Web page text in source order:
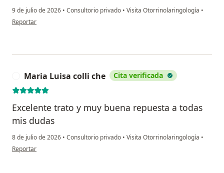
9 de julio de 2026 • Consultorio privado • Visita Otorrinolaringología •
en opinión del usuario Jaime oviedo
Reportar
Maria Luisa colli che Cita verificada
Excelente trato y muy buena repuesta a todas
mis dudas
8 de julio de 2026 • Consultorio privado • Visita Otorrinolaringología •
en opinión del usuario Maria Luisa colli che
Reportar